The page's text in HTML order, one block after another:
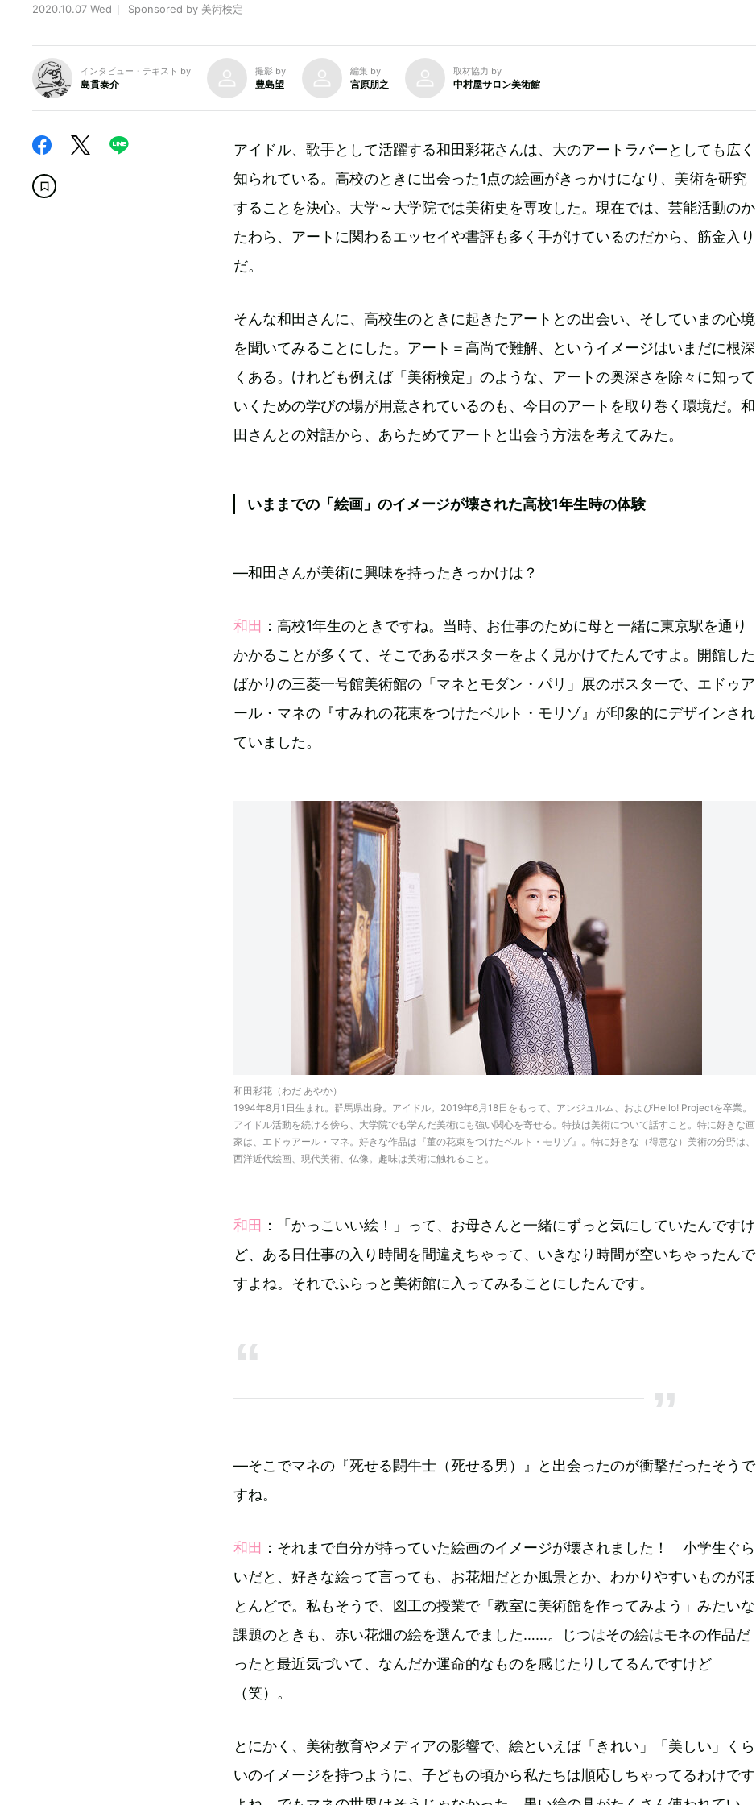
2020.10.07 Wed Sponsored by 美術検定
インタビュー・テキスト by
島貫泰介
撮影 by
豊島望
編集 by
宮原朋之
取材協力 by
中村屋サロン美術館
アイドル、歌手として活躍する和田彩花さんは、大のアートラバーとしても広く
知られている。高校のときに出会った1点の絵画がきっかけになり、美術を研究
することを決心。大学～大学院では美術史を専攻した。現在では、芸能活動のか
たわら、アートに関わるエッセイや書評も多く手がけているのだから、筋金入り
だ。
そんな和田さんに、高校生のときに起きたアートとの出会い、そしていまの心境
を聞いてみることにした。アート＝高尚で難解、というイメージはいまだに根深
くある。けれども例えば「美術検定」のような、アートの奥深さを除々に知って
いくための学びの場が用意されているのも、今日のアートを取り巻く環境だ。和
田さんとの対話から、あらためてアートと出会う方法を考えてみた。
いままでの「絵画」のイメージが壊された高校1年生時の体験
―和田さんが美術に興味を持ったきっかけは？
和田 ：高校1年生のときですね。当時、お仕事のために母と一緒に東京駅を通り
かかることが多くて、そこであるポスターをよく見かけてたんですよ。開館した
ばかりの三菱一号館美術館の「マネとモダン・パリ」展のポスターで、エドゥア
ール・マネの『すみれの花束をつけたベルト・モリゾ』が印象的にデザインされ
ていました。
和田彩花（わだ あやか）
1994年8月1日生まれ。群馬県出身。アイドル。2019年6月18日をもって、アンジュルム、およびHello! Projectを卒業。
アイドル活動を続ける傍ら、大学院でも学んだ美術にも強い関心を寄せる。特技は美術について話すこと。特に好きな画
家は、エドゥアール・マネ。好きな作品は『菫の花束をつけたベルト・モリゾ』。特に好きな（得意な）美術の分野は、
西洋近代絵画、現代美術、仏像。趣味は美術に触れること。
和田 ：「かっこいい絵！」って、お母さんと一緒にずっと気にしていたんですけ
ど、ある日仕事の入り時間を間違えちゃって、いきなり時間が空いちゃったんで
すよね。それでふらっと美術館に入ってみることにしたんです。
―そこでマネの『死せる闘牛士（死せる男）』と出会ったのが衝撃だったそうで
すね。
和田 ：それまで自分が持っていた絵画のイメージが壊されました！ 小学生ぐら
いだと、好きな絵って言っても、お花畑だとか風景とか、わかりやすいものがほ
とんどで。私もそうで、図工の授業で「教室に美術館を作ってみよう」みたいな
課題のときも、赤い花畑の絵を選んでました……。じつはその絵はモネの作品だ
ったと最近気づいて、なんだか運命的なものを感じたりしてるんですけど
（笑）。
とにかく、美術教育やメディアの影響で、絵といえば「きれい」「美しい」くら
いのイメージを持つように、子どもの頃から私たちは順応しちゃってるわけです